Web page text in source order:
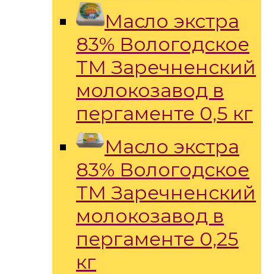
Масло экстра
83% Вологодское
ТМ Заречненский
молокозавод в
пергаменте 0,5 кг
Масло экстра
83% Вологодское
ТМ Заречненский
молокозавод в
пергаменте 0,25
кг